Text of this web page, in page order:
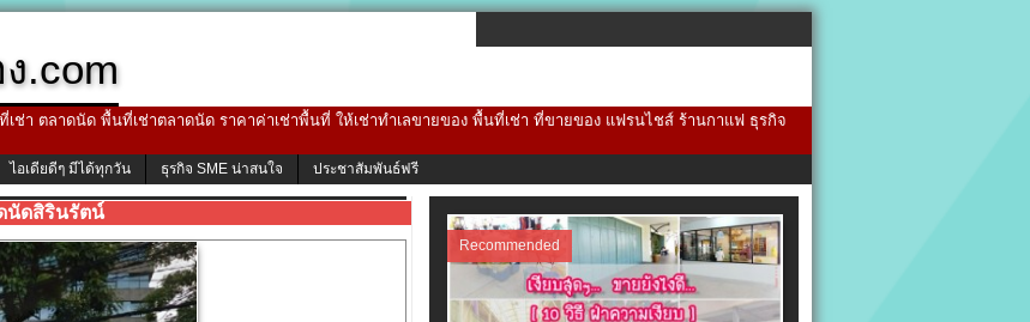
.com
ช่า ตลาดนัด พื้นที่เช่าตลาดนัด ราคาค่าเช่าพื้นที่ ให้เช่าทำเลขายของ พื้นที่เช่า ที่ขายของ แฟรนไชส์ ร้านกาแฟ ธุรกิจ
ไอเดียดีๆ มีได้ทุกวัน ธุรกิจ SME น่าสนใจ ประชาสัมพันธ์ฟรี
นัดสิรินรัตน์
Recommended